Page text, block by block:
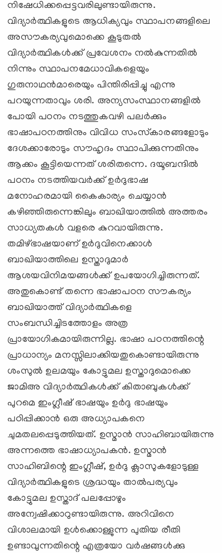
നിഷേധിക്കപ്പെട്ടവരിലുണ്ടായിരുന്നു.
വിദ്യാര്‍ത്ഥികളുടെ ആധിക്യവും സ്ഥാപനങ്ങളിലെ
അസൗകര്യവുമൊക്കെ കൂടുതല്‍
വിദ്യാര്‍ത്ഥികള്‍ക്ക് പ്രവേശനം നല്‍കുന്നതില്‍
നിന്നും സ്ഥാപനമേധാവികളെയും
ഗുരുനാഥന്‍മാരെയും പിന്തിരിപ്പിച്ചു എന്നു
പറയുന്നതാവും ശരി. അന്യസംസ്ഥാനങ്ങളില്‍
പോയി പഠനം നടത്തുകവഴി പലര്‍ക്കും
ഭാഷാപഠനത്തിനും വിവിധ സംസ്‌കാരങ്ങളോടും
ദേശക്കാരോടും സൗഹൃദം സ്ഥാപിക്കുന്നതിനും
ആക്കം കൂട്ടിയെന്നത് ശരിതന്നെ. ദയൂബന്ദില്‍
പഠനം നടത്തിയവര്‍ക്ക് ഉര്‍ദുഭാഷ
മനോഹരമായി കൈകാര്യം ചെയ്യാന്‍
കഴിഞ്ഞിരുന്നെങ്കിലും ബാഖിയാത്തില്‍ അത്തരം
സാധ്യതകള്‍ വളരെ കുറവായിരുന്നു.
തമിഴ്ഭാഷയാണ് ഉര്‍ദുവിനെക്കാള്‍
ബാഖിയാത്തിലെ ഉസ്താദുമാര്‍
ആശയവിനിമയങ്ങള്‍ക്ക് ഉപയോഗിച്ചിരുന്നത്.
അതുകൊണ്ട് തന്നെ ഭാഷാപഠന സൗകര്യം
ബാഖിയാത്ത് വിദ്യാര്‍ത്ഥികളെ
സംബന്ധിച്ചിടത്തോളം അത്ര
പ്രായോഗികമായിരുന്നില്ല. ഭാഷാ പഠനത്തിന്റെ
പ്രാധാന്യം മനസ്സിലാക്കിയതുകൊണ്ടായിരുന്നു
ശംസുല്‍ ഉലമയും കോട്ടുമല ഉസ്താദുമൊക്കെ
ജാമിഅ വിദ്യാര്‍ത്ഥികള്‍ക്ക് കിതാബുകള്‍ക്ക്
പുറമെ ഇംഗ്ലീഷ് ഭാഷയും ഉര്‍ദു ഭാഷയും
പഠിപ്പിക്കാന്‍ ഒരു അധ്യാപകനെ
ചുമതലപ്പെടുത്തിയത്. ഉസ്മാന്‍ സാഹിബായിരുന്നു
അന്നത്തെ ഭാഷാധ്യാപകന്‍. ഉസ്മാന്‍
സാഹിബിന്റെ ഇംഗ്ലീഷ്, ഉര്‍ദു ക്ലാസുകളോടുള്ള
വിദ്യാര്‍ത്ഥികളുടെ ശ്രദ്ധയും താല്‍പര്യവും
കോട്ടുമല ഉസ്താദ് പലപ്പോഴും
അന്വേഷിക്കാറുണ്ടായിരുന്നു. അറിവിനെ
വിശാലമായി ഉള്‍ക്കൊള്ളുന്ന പുതിയ രീതി
ഉണ്ടാവുന്നതിന്റെ എത്രയോ വര്‍ഷങ്ങള്‍ക്കു